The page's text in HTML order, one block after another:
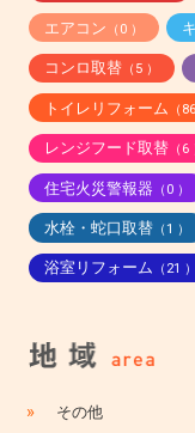
エアコン （0 ）
コンロ取替（5 ）
トイレリフォーム （
レンジフード取替（6
住宅火災警報器 （0 ）
水栓・蛇口取替（1 ）
浴室リフォーム （21 ）
» その他